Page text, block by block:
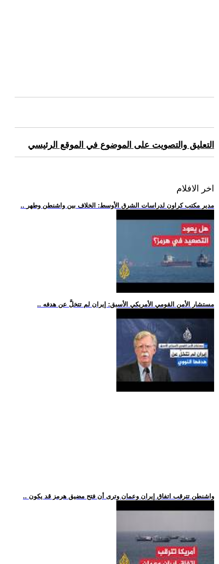
التعليق والتصويت على الموضوع في الموقع الرئيسي
اخر الافلام
.. مدير مكتب كراون لدراسات الشرق الأوسط: الخلاف بين واشنطن وطهر
.. مستشار الأمن القومي الأمريكي الأسبق: إيران لم تتخلَّ عن هدفه
.. واشنطن تترقب اتفاق إيران وعمان وترى أن فتح مضيق هرمز قد يكون